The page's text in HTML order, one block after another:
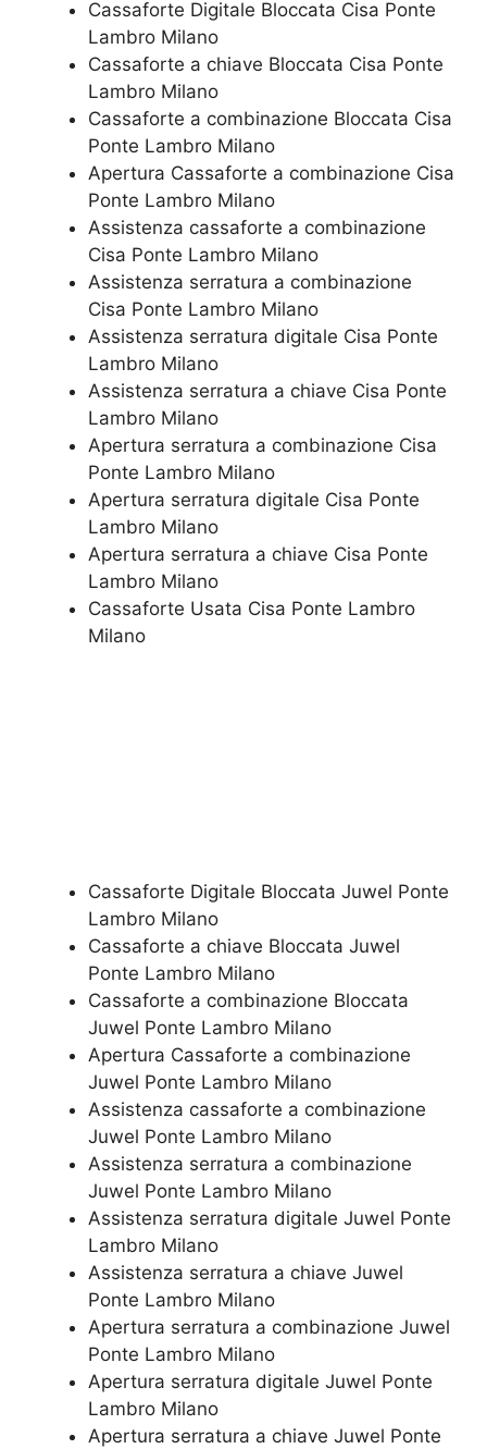
Cassaforte Digitale Bloccata​ Cisa Ponte
Lambro Milano
Cassaforte a chiave Bloccata​ Cisa Ponte
Lambro Milano
Cassaforte a combinazione Bloccata​ Cisa
Ponte Lambro Milano
​Apertura Cassaforte a combinazione​ Cisa
Ponte Lambro Milano
Assistenza cassaforte a combinazione​
Cisa Ponte Lambro Milano
​Assistenza serratura​ ​a combinazione​
Cisa Ponte Lambro Milano
Assistenza serratura ​digitale​ Cisa Ponte
Lambro Milano
Assistenza serratura ​a chiave​ Cisa Ponte
Lambro Milano
​Apertura serratura​ ​a combinazione​ Cisa
Ponte Lambro Milano
Apertura serratura​ ​digitale​ Cisa Ponte
Lambro Milano
​Apertura serratura​ ​a chiave​ Cisa Ponte
Lambro Milano
​Cassaforte Usata​ Cisa Ponte Lambro
Milano
Cassaforte Digitale Bloccata Juwel Ponte
Lambro Milano
Cassaforte a chiave Bloccata Juwel
Ponte Lambro Milano
Cassaforte a combinazione Bloccata
Juwel Ponte Lambro Milano
​Apertura Cassaforte a combinazione
Juwel Ponte Lambro Milano
Assistenza cassaforte a combinazione
Juwel Ponte Lambro Milano
​Assistenza serratura​ ​a combinazione
Juwel Ponte Lambro Milano
Assistenza serratura ​digitale Juwel Ponte
Lambro Milano
Assistenza serratura ​a chiave Juwel
Ponte Lambro Milano
​Apertura serratura​ ​a combinazione Juwel
Ponte Lambro Milano
Apertura serratura​ ​digitale Juwel Ponte
Lambro Milano
​Apertura serratura​ ​a chiave Juwel Ponte